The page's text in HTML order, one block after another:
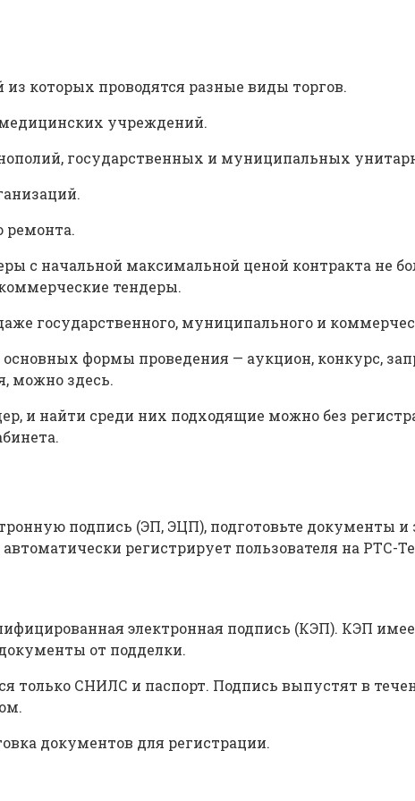
которых проводятся разные виды торгов.
медицинских учреждений.
государственных и муниципальных
ремонта.
с начальной максимальной ценой контракта не
тендеры.
государственного, муниципального и
формы проведения — аукцион, конкурс,
можно здесь.
и найти среди них подходящие можно без
подпись (ЭП, ЭЦП), подготовьте документы
регистрирует пользователя на РТС-
электронная подпись (КЭП). КЭП
от подделки.
только СНИЛС и паспорт. Подпись выпустят в
документов для регистрации.